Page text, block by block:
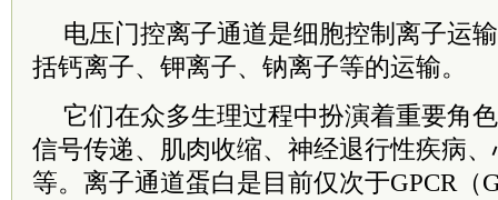
电压门控离子通道是细胞控制离子运
括钙离子、钾离子、钠离子等的运输。
它们在众多生理过程中扮演着重要角
信号传递、肌肉收缩、神经退行性疾病
等。离子通道蛋白是目前仅次于GPCR（